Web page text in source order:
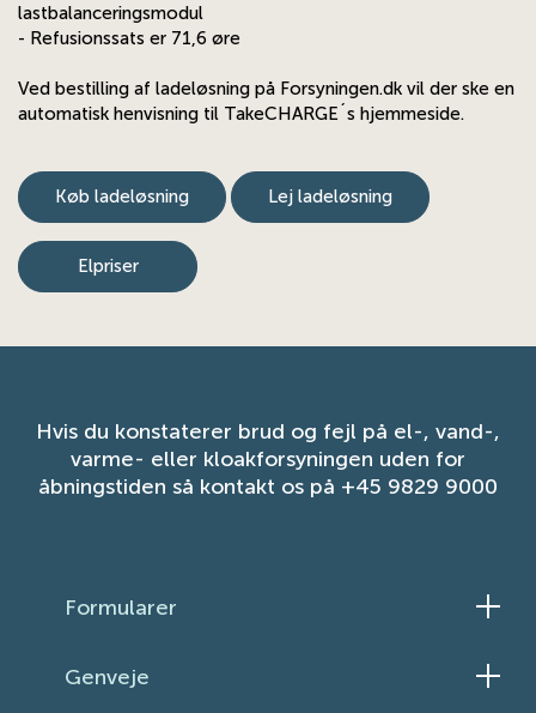
lastbalanceringsmodul
- Refusionssats er 71,6 øre
Ved bestilling af ladeløsning på Forsyningen.dk vil der ske en
automatisk henvisning til TakeCHARGE´s hjemmeside.
Køb ladeløsning Lej ladeløsning
Elpriser
Hvis du konstaterer brud og fejl på el-, vand-,
varme- eller kloakforsyningen uden for
åbningstiden så kontakt os på +45 9829 9000
Formularer
Skift elleverandør
Genveje